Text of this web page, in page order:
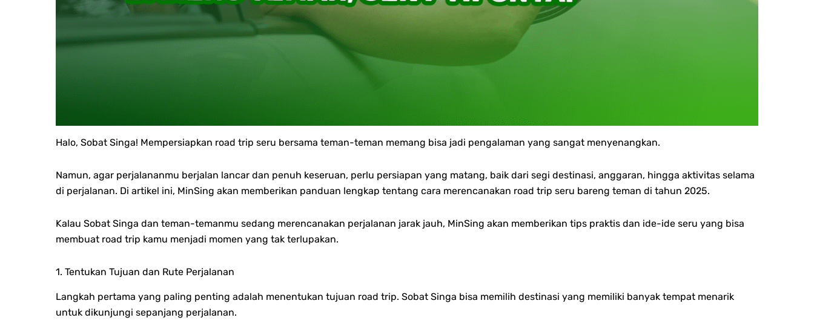
Halo, Sobat Singa! Mempersiapkan road trip seru bersama teman-teman memang bisa jadi pengalaman yang sangat menyenangkan.
Namun, agar perjalananmu berjalan lancar dan penuh keseruan, perlu persiapan yang matang, baik dari segi destinasi, anggaran, hingga aktivitas selama
di perjalanan. Di artikel ini, MinSing akan memberikan panduan lengkap tentang cara merencanakan road trip seru bareng teman di tahun 2025.
Kalau Sobat Singa dan teman-temanmu sedang merencanakan perjalanan jarak jauh, MinSing akan memberikan tips praktis dan ide-ide seru yang bisa
membuat road trip kamu menjadi momen yang tak terlupakan.
1. Tentukan Tujuan dan Rute Perjalanan
Langkah pertama yang paling penting adalah menentukan tujuan road trip. Sobat Singa bisa memilih destinasi yang memiliki banyak tempat menarik
untuk dikunjungi sepanjang perjalanan.